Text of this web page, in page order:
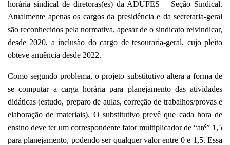
horária sindical de diretoras(es) da ADUFES – Seção Sindical.
Atualmente apenas os cargos da presidência e da secretaria-geral
são reconhecidos pela normativa, apesar de o sindicato reivindicar,
desde 2020, a inclusão do cargo de tesouraria-geral, cujo pleito
obteve anuência desde 2022.
Como segundo problema, o projeto substitutivo altera a forma de
se computar a carga horária para planejamento das atividades
didáticas (estudo, preparo de aulas, correção de trabalhos/provas e
elaboração de materiais). O substitutivo prevê que cada hora de
ensino deve ter um correspondente fator multiplicador de “até” 1,5
para planejamento, podendo ser qualquer valor entre 0 e 1,5. Essa